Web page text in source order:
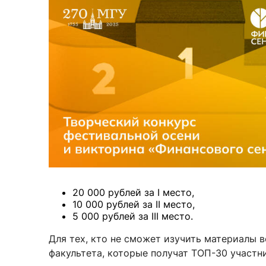
Оплата обучения онлайн
Межфакультетские курсы
Расписание
Часто задаваемые вопросы
Новости / события / мероприятия
Практика,
Служба
Новости /
Научный старт
Электронный журнал «Научные исследования
Журнал «Вестник Московского университета».
Электронный журнал «Население и экономика»
BRICS Journal of Economics
20 000 рублей за I место,
10 000 рублей за II место,
5 000 рублей за III место.
Для тех, кто не сможет изучить материалы
факультета, которые получат ТОП-30